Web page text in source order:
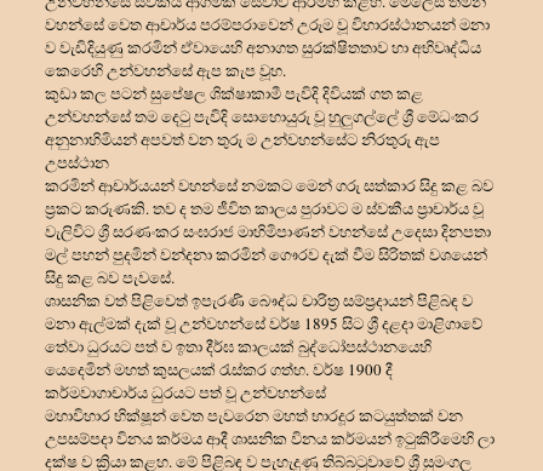
වහන්සේ වෙත ආචාර්ය පරම්පරාවෙන් උරුම වූ විහාරස්ථානයන් මනා
ව වැඩිදියුණු කරමින් ඒවායෙහි අනාගත සුරක්ෂිතතාව හා අභිවෘද්ධිය
කෙරෙහි උන්වහන්සේ ඇප කැප වූහ.
කුඩා කල පටන් සුපේෂල ශික්ෂාකාමී පැවිදි දිවියක් ගත කළ
උන්වහන්සේ තම දෙටු පැවිදි සොහොයුරු වූ හුලුගල්ලේ ශ්රී මේධංකර
අනුනාහිමියන් අපවත් වන තුරු ම උන්වහන්සේට නිරතුරු ඇප
උපස්ථාන
කරමින් ආචාර්යයන් වහන්සේ නමකට මෙන් ගරු සත්කාර සිදු කළ බව
ප්රකට කරුණකි. තව ද තම ජීවිත කාලය පුරාවට ම ස්වකීය ප්රාචාර්ය වූ
වැලිවිට ශ්රී සරණංකර සංඝරාජ මාහිමිපාණන් වහන්සේ උදෙසා දිනපතා
මල් පහන් පුදමින් වන්දනා කරමින් ගෞරව දැක් වීම සිරිතක් වශයෙන්
සිදු කළ බව පැවසේ.
ශාසනික වත් පිළිවෙත් ඉපැරණි බෞද්ධ චාරිත්ර සම්ප්රදායන් පිළිබඳ ව
මනා ඇල්මක් දැක් වූ උන්වහන්සේ වර්ෂ 1895 සිට ශ්රී දළදා මාළිගාවේ
තේවා ධුරයට පත් ව ඉතා දීර්ඝ කාලයක් බුද්ධෝපස්ථානයෙහි
යෙදෙමින් මහත් කුසලයක් රැස්කර ගත්හ. වර්ෂ 1900 දී
කර්මවාගාචාර්ය ධුරයට පත් වූ උන්වහන්සේ
මහාවිහාර භික්ෂූන් වෙත පැවරෙන මහත් භාරදූර කටයුත්තක් වන
උපසම්පදා විනය කර්මය ආදී ශාසනික විනය කර්මයන් ඉටුකිරීමෙහි ලා
දක්ෂ ව ක්රියා කළහ. මේ පිළිබඳ ව පැහැදුණු තිබ්බටුවාවේ ශ්රී සුමංගල